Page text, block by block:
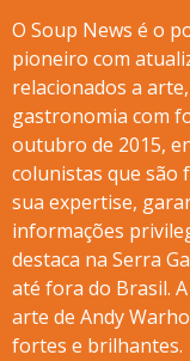
O Soup News é o
pioneiro com
relacionados a
gastronomia com
outubro de 2015,
colunistas que são
sua expertise,
informações
destaca na Serra
até fora do Brasil.
arte de Andy
fortes e brilhantes.